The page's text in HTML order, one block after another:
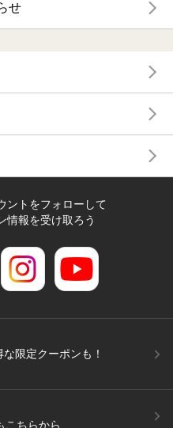
せ
ントをフォローして
情報を受け取ろう
限定クーポンも！
こちらから